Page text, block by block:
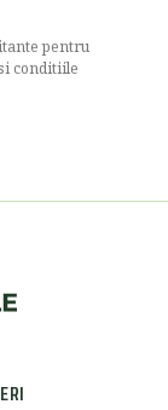
pentru
conditiile